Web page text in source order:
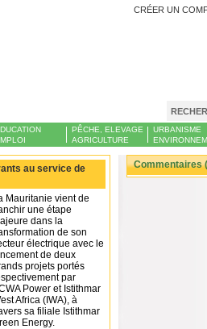
CRÉER UN
PÊCHE, ELEVAGE
AGRICULTURE
URBANISME
au service de
Mauritanie vient de
une étape
dans la
de son
électrique avec le
de deux
projets portés
par
Power et Istithmar
Africa (IWA), à
sa filiale Istithmar
Energy.
Commentaires